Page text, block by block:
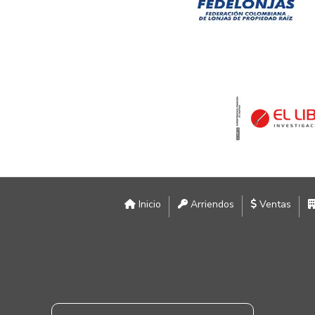
Inicio Arriendos Ventas